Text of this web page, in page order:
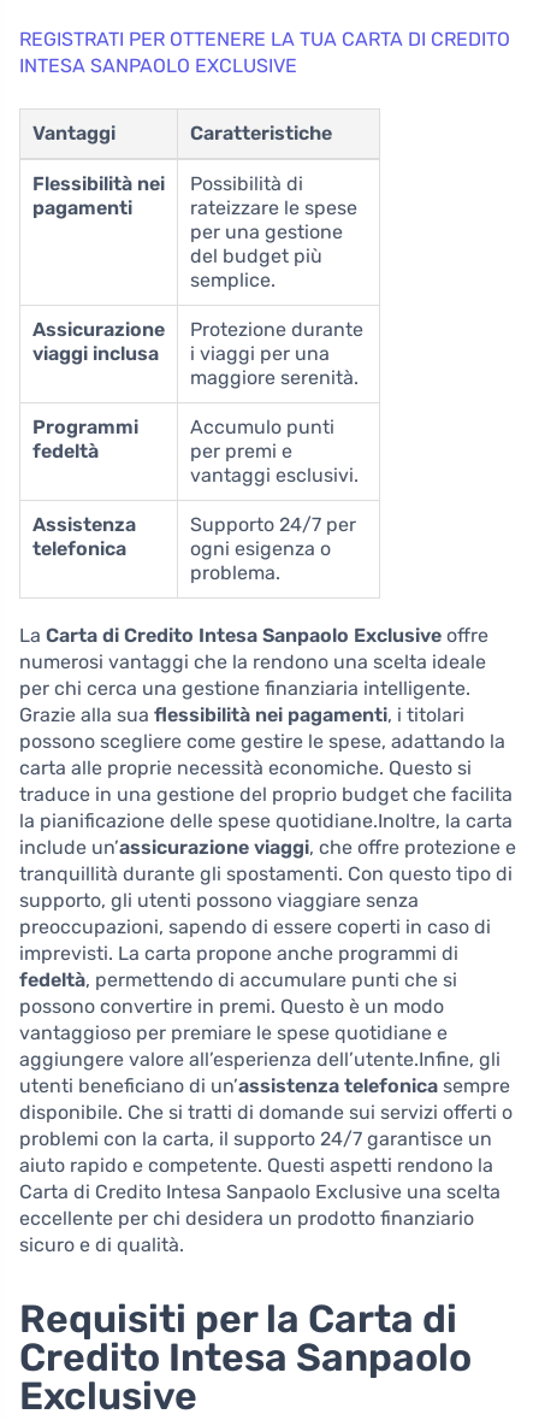
REGISTRATI PER OTTENERE LA TUA CARTA DI CREDITO
INTESA SANPAOLO EXCLUSIVE
Vantaggi Caratteristiche
Flessibilità nei
pagamenti
Possibilità di
rateizzare le spese
per una gestione
del budget più
semplice.
Assicurazione
viaggi inclusa
Protezione durante
i viaggi per una
maggiore serenità.
Programmi
fedeltà
Accumulo punti
per premi e
vantaggi esclusivi.
Assistenza
telefonica
Supporto 24/7 per
ogni esigenza o
problema.
La Carta di Credito Intesa Sanpaolo Exclusive offre
numerosi vantaggi che la rendono una scelta ideale
per chi cerca una gestione finanziaria intelligente.
Grazie alla sua flessibilità nei pagamenti, i titolari
possono scegliere come gestire le spese, adattando la
carta alle proprie necessità economiche. Questo si
traduce in una gestione del proprio budget che facilita
la pianificazione delle spese quotidiane.Inoltre, la carta
include un’assicurazione viaggi, che offre protezione e
tranquillità durante gli spostamenti. Con questo tipo di
supporto, gli utenti possono viaggiare senza
preoccupazioni, sapendo di essere coperti in caso di
imprevisti. La carta propone anche programmi di
fedeltà, permettendo di accumulare punti che si
possono convertire in premi. Questo è un modo
vantaggioso per premiare le spese quotidiane e
aggiungere valore all’esperienza dell’utente.Infine, gli
utenti beneficiano di un’assistenza telefonica sempre
disponibile. Che si tratti di domande sui servizi offerti o
problemi con la carta, il supporto 24/7 garantisce un
aiuto rapido e competente. Questi aspetti rendono la
Carta di Credito Intesa Sanpaolo Exclusive una scelta
eccellente per chi desidera un prodotto finanziario
sicuro e di qualità.
Requisiti per la Carta di
Credito Intesa Sanpaolo
Exclusive